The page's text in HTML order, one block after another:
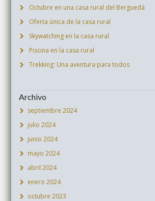
Octubre en una casa rural del Berguedà
Oferta única de la casa rural
Skywatching en la casa rural
Piscina en la casa rural
Trekking: Una aventura para todos
Archivo
septiembre 2024
julio 2024
junio 2024
mayo 2024
abril 2024
enero 2024
octubre 2023